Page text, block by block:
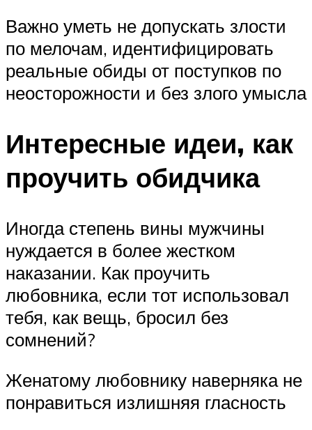
Важно уметь не допускать злости
по мелочам, идентифицировать
реальные обиды от поступков по
неосторожности и без злого умысла
Интересные идеи, как
проучить обидчика
Иногда степень вины мужчины
нуждается в более жестком
наказании. Как проучить
любовника, если тот использовал
тебя, как вещь, бросил без
сомнений?
Женатому любовнику наверняка не
понравиться излишняя гласность